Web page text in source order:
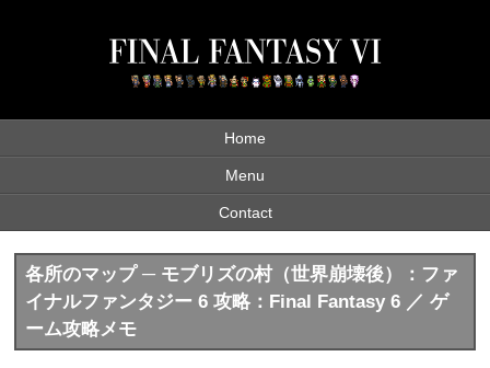
Home
Menu
Contact
各所のマップ ─ モブリズの村（世界崩壊後）：ファ
イナルファンタジー 6 攻略：Final Fantasy 6 ／ ゲ
ーム攻略メモ